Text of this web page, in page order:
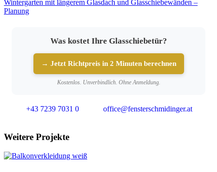
Wintergarten mit längerem Glasdach und Glasschiebewänden –
Planung
Was kostet Ihre Glasschiebetür?
→ Jetzt Richtpreis in 2 Minuten berechnen
Kostenlos. Unverbindlich. Ohne Anmeldung.
+43 7239 7031 0 office@fensterschmidinger.at
Weitere Projekte